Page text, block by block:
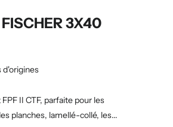
3X40
d'origines
II CTF, parfaite pour les
planches, lamellé-collé, les...